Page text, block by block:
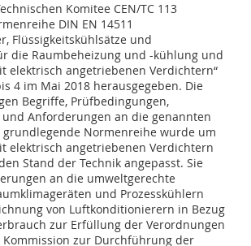
Komitee CEN/TC 113
DIN EN 14511
Flüssigkeitskühlsätze und
die Raumbeheizung und -kühlung und
elektrisch angetriebenen Verdichtern“
4 im Mai 2018 herausgegeben. Die
Begriffe, Prüfbedingungen,
Anforderungen an die genannten
grundlegende Normenreihe wurde um
elektrisch angetriebenen Verdichtern
Stand der Technik angepasst. Sie
an die umweltgerechte
und Prozesskühlern
von Luftkonditionierern in Bezug
zur Erfüllung der Verordnungen
zur Durchführung der